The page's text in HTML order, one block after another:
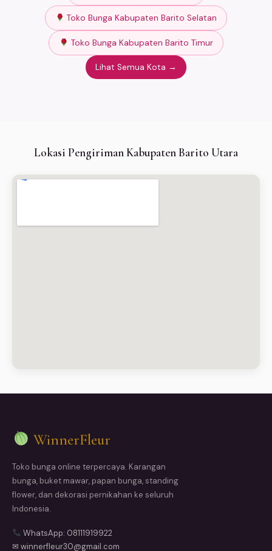
Toko Bunga Kabupaten Barito Selatan
Toko Bunga Kabupaten Barito Timur
Lihat Semua Kota →
Lokasi Pengiriman Kabupaten Barito Utara
WinnerFleur
Toko bunga online terpercaya. Karangan
bunga, buket mawar, papan bunga, standing
flower, dan dekorasi pernikahan ke seluruh
Indonesia.
WhatsApp: 08111919922
✉ winnerfleur30@gmail.com